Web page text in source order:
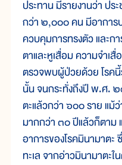
ประทาน มีรายงานว่า ปร
กว่า ๒,๐๐๐ คน มีอาการ
ควบคุมการทรงตัว และก
ตาและหูเสื่อม ความจำเ
ตรวจพบผู้ป่วยด้วย โรค
นั้น จนกระทั่งถึงปี พ.ศ.
ตะแล้วกว่า ๖๐๐ ราย แม้
มากกว่า ๓๐ ปีแล้วก็ตาม
อาการของโรคมินามาตะ
ทะเล จากอ่าวมินามาตะใ